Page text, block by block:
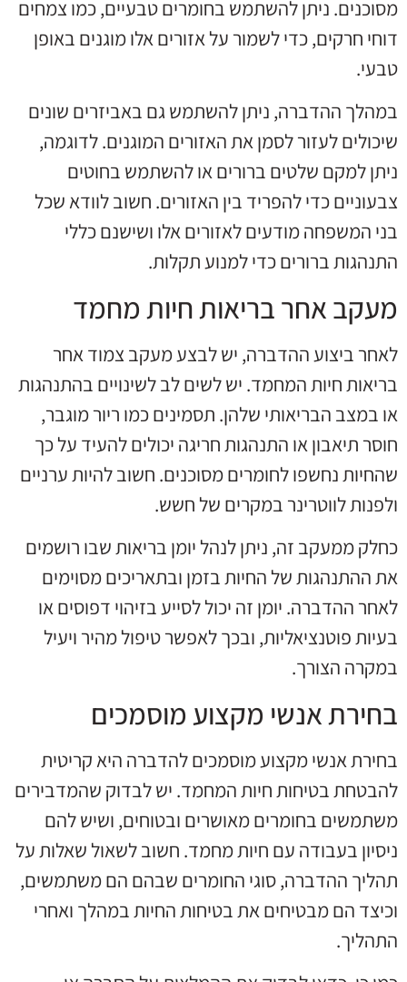
מסוכנים. ניתן להשתמש בחומרים טבעיים, כמו צמחים
דוחי חרקים, כדי לשמור על אזורים אלו מוגנים באופן
טבעי.
במהלך ההדברה, ניתן להשתמש גם באביזרים שונים
שיכולים לעזור לסמן את האזורים המוגנים. לדוגמה,
ניתן למקם שלטים ברורים או להשתמש בחוטים
צבעוניים כדי להפריד בין האזורים. חשוב לוודא שכל
בני המשפחה מודעים לאזורים אלו ושישנם כללי
התנהגות ברורים כדי למנוע תקלות.
מעקב אחר בריאות חיות מחמד
לאחר ביצוע ההדברה, יש לבצע מעקב צמוד אחר
בריאות חיות המחמד. יש לשים לב לשינויים בהתנהגות
או במצב הבריאותי שלהן. תסמינים כמו ריור מוגבר,
חוסר תיאבון או התנהגות חריגה יכולים להעיד על כך
שהחיות נחשפו לחומרים מסוכנים. חשוב להיות ערניים
ולפנות לווטרינר במקרים של חשש.
כחלק ממעקב זה, ניתן לנהל יומן בריאות שבו רושמים
את ההתנהגות של החיות בזמן ובתאריכים מסוימים
לאחר ההדברה. יומן זה יכול לסייע בזיהוי דפוסים או
בעיות פוטנציאליות, ובכך לאפשר טיפול מהיר ויעיל
במקרה הצורך.
בחירת אנשי מקצוע מוסמכים
בחירת אנשי מקצוע מוסמכים להדברה היא קריטית
להבטחת בטיחות חיות המחמד. יש לבדוק שהמדבירים
משתמשים בחומרים מאושרים ובטוחים, ושיש להם
ניסיון בעבודה עם חיות מחמד. חשוב לשאול שאלות על
תהליך ההדברה, סוגי החומרים שבהם הם משתמשים,
וכיצד הם מבטיחים את בטיחות החיות במהלך ואחרי
התהליך.